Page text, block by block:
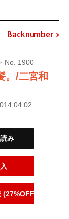
Backnumber
No. 1900
。/二宮和
み
(27%OFF)